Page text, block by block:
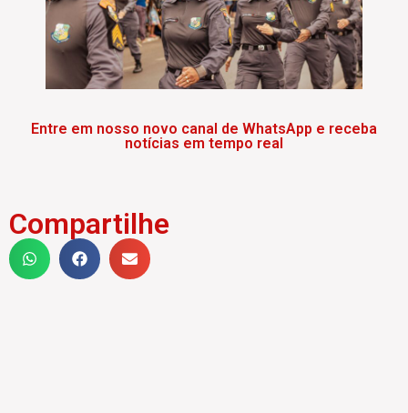
Entre em nosso novo canal de WhatsApp e receba
notícias em tempo real
Compartilhe